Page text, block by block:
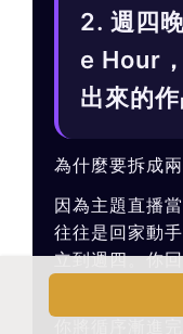
2. 週四
e Hour
出來的作
為什麼要拆成兩
因為主題直播
往往是回家動
立到週四。你
問題來問效果